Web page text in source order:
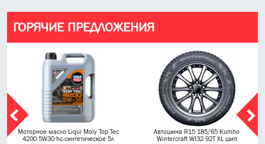
ГОРЯЧИЕ ПРЕДЛОЖЕНИЯ
Моторное масло Liqui Moly Top Tec
4200 5W30 hc-синтетическое 5л
Автошина R15 185/65 Kumho
Wintercraft WI32 92T XL шип